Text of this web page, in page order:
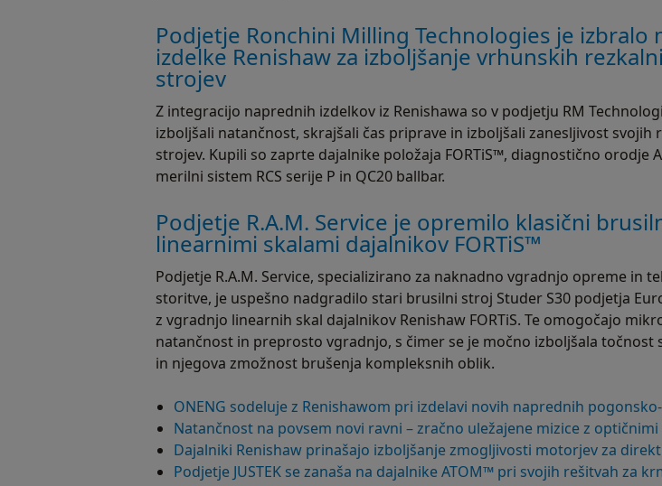
Podjetje Ronchini Milling Technologies je izbralo
izdelke Renishaw za izboljšanje vrhunskih
strojev
Z integracijo naprednih izdelkov iz Renishawa so v podjetju RM
izboljšali natančnost, skrajšali čas priprave in izboljšali zanesljivost svojih
strojev. Kupili so zaprte dajalnike položaja FORTiS™, diagnostično orodje
merilni sistem RCS serije P in QC20 ballbar.
Podjetje R.A.M. Service je opremilo klasični
linearnimi skalami dajalnikov FORTiS™
Podjetje R.A.M. Service, specializirano za naknadno vgradnjo opreme in
storitve, je uspešno nadgradilo stari brusilni stroj Studer S30 podjetja
z vgradnjo linearnih skal dajalnikov Renishaw FORTiS. Te omogočajo
natančnost in preprosto vgradnjo, s čimer se je močno izboljšala točnost
in njegova zmožnost brušenja kompleksnih oblik.
ONENG sodeluje z Renishawom pri izdelavi novih naprednih
Natančnost na povsem novi ravni – zračno uležajene mizice z
Dajalniki Renishaw prinašajo izboljšanje zmogljivosti motorjev za
Podjetje JUSTEK se zanaša na dajalnike ATOM™ pri svojih rešitvah za